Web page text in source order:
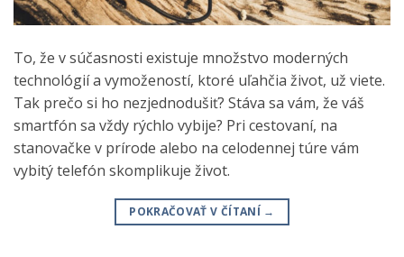
To, že v súčasnosti existuje množstvo moderných
technológií a vymožeností, ktoré uľahčia život, už viete.
Tak prečo si ho nezjednodušiť? Stáva sa vám, že váš
smartfón sa vždy rýchlo vybije? Pri cestovaní, na
stanovačke v prírode alebo na celodennej túre vám
vybitý telefón skomplikuje život.
POKRAČOVAŤ V ČÍTANÍ →